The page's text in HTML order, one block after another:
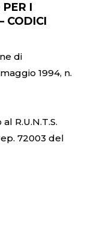
I
CODICI
di
1994, n.
R.U.N.T.S.
72003 del